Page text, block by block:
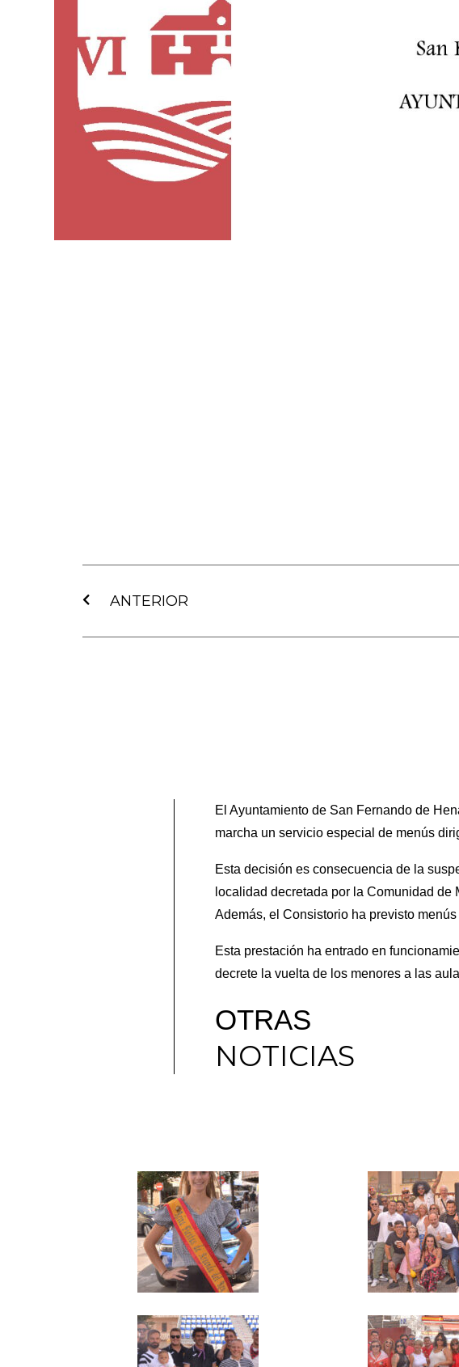
ANTERIOR
El Ayuntamiento de San Fernando de
marcha un servicio especial de menús
Esta decisión es consecuencia de la
localidad decretada por la Comunidad
Además, el Consistorio ha previsto
Esta prestación ha entrado en
decrete la vuelta de los menores a las
OTRAS
NOTICIAS